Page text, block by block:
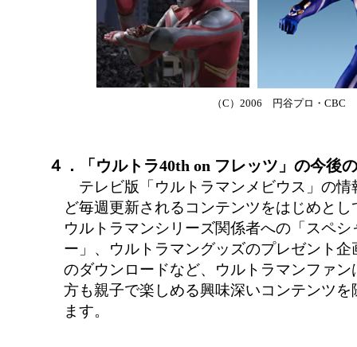
（C）2006 円谷プロ・CBC
４．「ウルトラ40th on フレッツ」の今後
テレビ版「ウルトラマンメビウス」の情
ど毎週更新されるコンテンツをはじめと
ウルトラマンシリーズ関係者への「スペ
ー」、ウルトラマングッズのプレゼント
のダウンロードなど、ウルトラマンファ
方も親子で楽しめる興味深いコンテンツ
ます。